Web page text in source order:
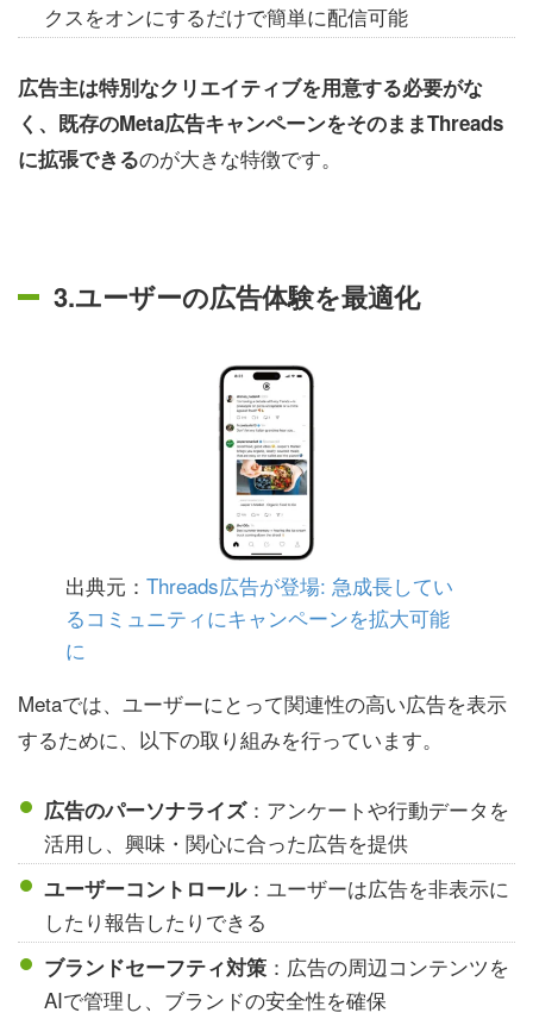
クスをオンにするだけで簡単に配信可能
広告主は特別なクリエイティブを用意する必要がな
く、既存のMeta広告キャンペーンをそのままThreads
に拡張できるのが大きな特徴です。
3.ユーザーの広告体験を最適化
出典元： Threads広告が登場: 急成長してい
るコミュニティにキャンペーンを拡大可能
に
Metaでは、ユーザーにとって関連性の高い広告を表示
するために、以下の取り組みを行っています。
広告のパーソナライズ：アンケートや行動データを
活用し、興味・関心に合った広告を提供
ユーザーコントロール：ユーザーは広告を非表示に
したり報告したりできる
ブランドセーフティ対策 ：広告の周辺コンテンツを
AIで管理し、ブランドの安全性を確保